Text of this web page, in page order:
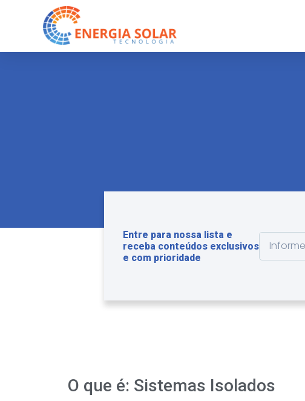
Entre para nossa lista e
receba conteúdos exclusivos
e com prioridade
O que é: Sistemas Isolados